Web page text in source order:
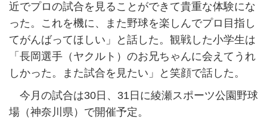
近でプロの試合を見ることができて貴重な体験にな
った。これを機に、また野球を楽しんでプロ目指し
てがんばってほしい」と話した。観戦した小学生は
「長岡選手（ヤクルト）のお兄ちゃんに会えてうれ
しかった。また試合を見たい」と笑顔で話した。
今月の試合は30日、31日に綾瀬スポーツ公園野球
場（神奈川県）で開催予定。